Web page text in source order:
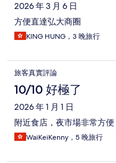
2026 年 3 月 6 日
方便直達弘大商圈
KING HUNG，3 晚旅行
旅客真實評論
10/10 好極了
2026 年 1 月 1 日
附近食店，夜市場非常方
WaiKeiKenny，5 晚旅行